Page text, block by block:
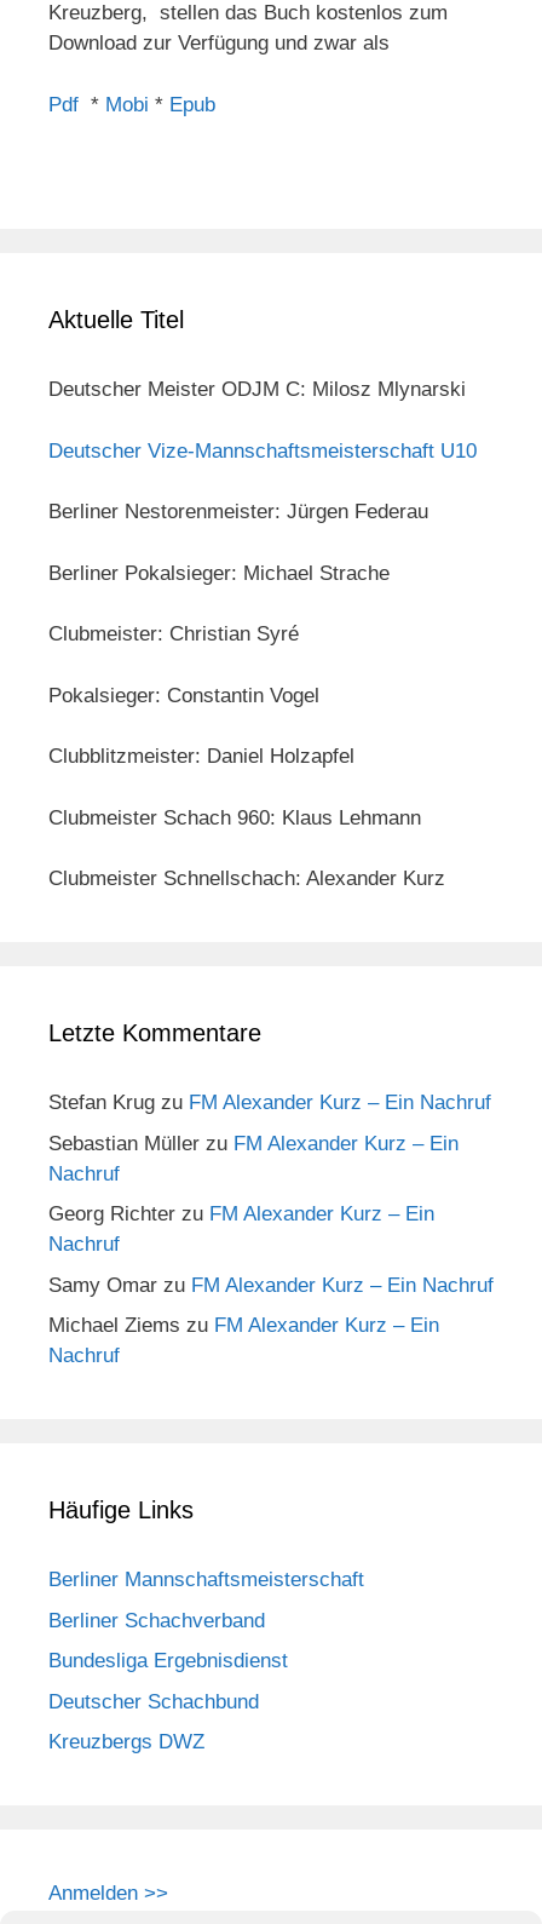
Kreuzberg, stellen das Buch kostenlos zum
Download zur Verfügung und zwar als
Pdf * Mobi * Epub
Aktuelle Titel
Deutscher Meister ODJM C: Milosz Mlynarski
Deutscher Vize-Mannschaftsmeisterschaft U10
Berliner Nestorenmeister: Jürgen Federau
Berliner Pokalsieger: Michael Strache
Clubmeister: Christian Syré
Pokalsieger: Constantin Vogel
Clubblitzmeister: Daniel Holzapfel
Clubmeister Schach 960: Klaus Lehmann
Clubmeister Schnellschach: Alexander Kurz
Letzte Kommentare
Stefan Krug zu FM Alexander Kurz – Ein Nachruf
Sebastian Müller zu FM Alexander Kurz – Ein
Nachruf
Georg Richter zu FM Alexander Kurz – Ein
Nachruf
Samy Omar zu FM Alexander Kurz – Ein Nachruf
Michael Ziems zu FM Alexander Kurz – Ein
Nachruf
Häufige Links
Berliner Mannschaftsmeisterschaft
Berliner Schachverband
Bundesliga Ergebnisdienst
Deutscher Schachbund
Kreuzbergs DWZ
Anmelden >>